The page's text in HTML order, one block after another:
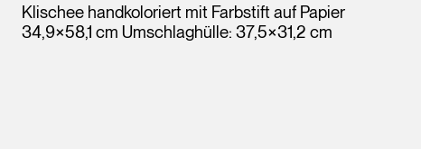
Klischee handkoloriert mit Farbstift auf Papier
34,9×58,1 cm Umschlaghülle: 37,5×31,2 cm